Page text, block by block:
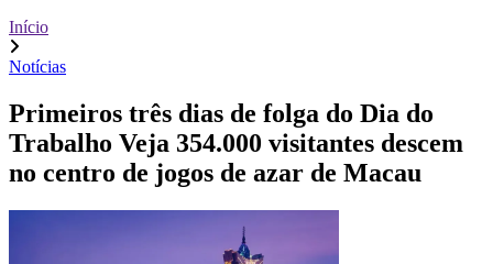
Início
Notícias
Primeiros três dias de folga do Dia do
Trabalho Veja 354.000 visitantes descem
no centro de jogos de azar de Macau